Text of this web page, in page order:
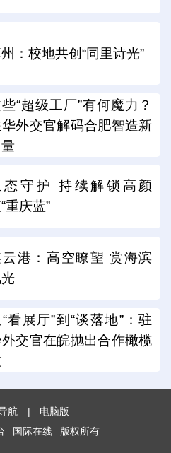
：校地共创“同里诗光”
“超级工厂”有何魔力？
外交官解码合肥智造新
态守护 持续解锁高颜
重庆蓝”
云港：高空瞭望 赏海滨
“看展厅”到“谈落地”：驻
交官在皖抛出合作橄榄
航 |
电脑版
国际在线 版权所有